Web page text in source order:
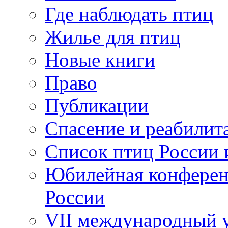
Где наблюдать птиц
Жилье для птиц
Новые книги
Право
Публикации
Спасение и
Список птиц России
Юбилейная
России
VII международный